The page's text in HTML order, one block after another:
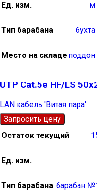
Ед. изм. м
Тип барабана бухта
Место на складе поддон
UTP Cat.5e HF/LS
LAN кабель 'Витая пара'
Запросить цену
Остаток текущий
Ед. изм.
Тип барабана барабан